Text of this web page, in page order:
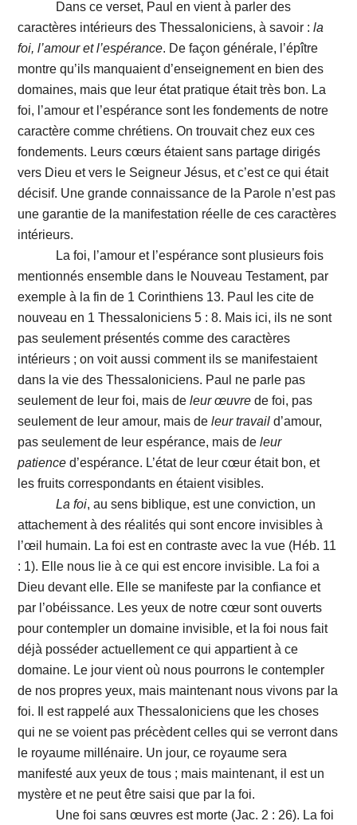
Dans ce verset, Paul en vient à parler des
caractères intérieurs des Thessaloniciens, à savoir :la
foi, l’amour et l’espérance. De façon générale, l’épître
montre qu’ils manquaient d’enseignement en bien des
domaines, mais que leur état pratique était très bon. La
foi, l’amour et l’espérance sont les fondements de notre
caractère comme chrétiens. On trouvait chez eux ces
fondements. Leurs cœurs étaient sans partage dirigés
vers Dieu et vers le Seigneur Jésus, et c’est ce qui était
décisif. Une grande connaissance de la Parole n’est pas
une garantie de la manifestation réelle de ces caractères
intérieurs.
La foi, l’amour et l’espérance sont plusieurs fois
mentionnés ensemble dans le Nouveau Testament, par
exemple à la fin de 1 Corinthiens 13. Paul les cite de
nouveau en 1 Thessaloniciens 5 : 8. Mais ici, ils ne sont
pas seulement présentés comme des caractères
intérieurs ; on voit aussi comment ils se manifestaient
dans la vie des Thessaloniciens. Paul ne parle pas
seulement de leur foi, mais deleur œuvre de foi, pas
seulement de leur amour, mais deleur travail d’amour,
pas seulement de leur espérance, mais deleur
patience d’espérance. L’état de leur cœur était bon, et
les fruits correspondants en étaient visibles.
La foi, au sens biblique, est une conviction, un
attachement à des réalités qui sont encore invisibles à
l’œil humain. La foi est en contraste avec la vue (Héb. 11
: 1). Elle nous lie à ce qui est encore invisible. La foi a
Dieu devant elle. Elle se manifeste par la confiance et
par l’obéissance. Les yeux de notre cœur sont ouverts
pour contempler un domaine invisible, et la foi nous fait
déjà posséder actuellement ce qui appartient à ce
domaine. Le jour vient où nous pourrons le contempler
de nos propres yeux, mais maintenant nous vivons par la
foi. Il est rappelé aux Thessaloniciens que les choses
qui ne se voient pas précèdent celles qui se verront dans
le royaume millénaire. Un jour, ce royaume sera
manifesté aux yeux de tous ; mais maintenant, il est un
mystère et ne peut être saisi que par la foi.
Une foi sans œuvres est morte (Jac. 2 : 26). La foi